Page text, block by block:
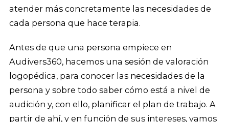
atender más concretamente las necesidades de
cada persona que hace terapia.
Antes de que una persona empiece en
Audivers360, hacemos una sesión de valoración
logopédica, para conocer las necesidades de la
persona y sobre todo saber cómo está a nivel de
audición y, con ello, planificar el plan de trabajo. A
partir de ahí, y en función de sus intereses, vamos